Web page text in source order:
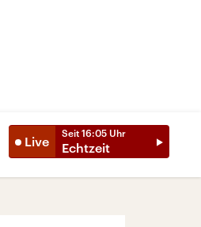
Live
Seit 16:05 Uhr
Echtzeit